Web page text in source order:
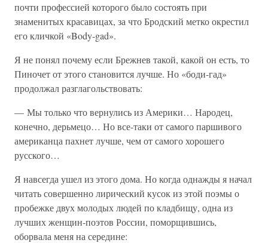
почти профессией которого было состоять при
знаменитых красавицах, за что Бродский метко окрестил
его кличкой «Body-gad».
Я не понял почему если Брежнев такой, какой он есть, то
Пиночет от этого становится лучше. Но «боди-гад»
продолжал разглагольствовать:
— Мы только что вернулись из Америки… Народец,
конечно, дерьмецо… Но все-таки от самого паршивого
американца пахнет лучше, чем от самого хорошего
русского…
Я навсегда ушел из этого дома. Но когда однажды я начал
читать совершенно лирический кусок из этой поэмы о
пробежке двух молодых людей по кладбищу, одна из
лучших женщин-поэтов России, поморщившись,
оборвала меня на середине: